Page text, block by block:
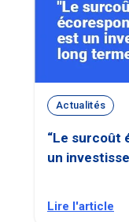
Actualités
“Le surcoût
un
Lire l'article